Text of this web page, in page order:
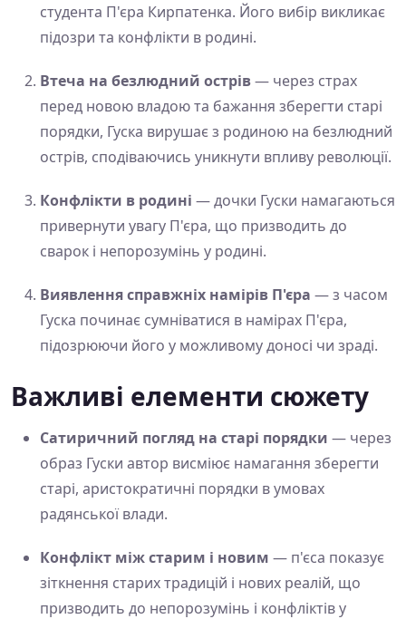
студента П'єра Кирпатенка. Його вибір викликає
підозри та конфлікти в родині.
Втеча на безлюдний острів— через страх
перед новою владою та бажання зберегти старі
порядки, Гуска вирушає з родиною на безлюдний
острів, сподіваючись уникнути впливу революції.
Конфлікти в родині — дочки Гуски намагаються
привернути увагу П'єра, що призводить до
сварок і непорозумінь у родині.
Виявлення справжніх намірів П'єра — з часом
Гуска починає сумніватися в намірах П'єра,
підозрюючи його у можливому доносі чи зраді.
Важливі елементи сюжету
Сатиричний погляд на старі порядки — через
образ Гуски автор висміює намагання зберегти
старі, аристократичні порядки в умовах
радянської влади.
Конфлікт між старим і новим — п'єса показує
зіткнення старих традицій і нових реалій, що
призводить до непорозумінь і конфліктів у